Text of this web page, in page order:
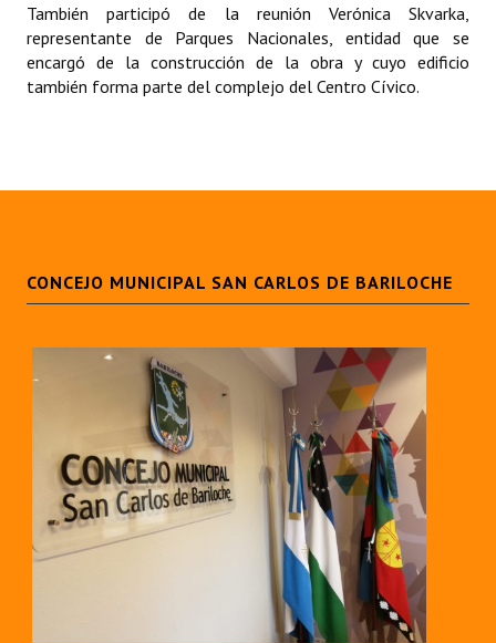
Antiguos Pobladores
Noticias Destacadas
Mujeres que Dejaron Huellas - Registro
Ciudadano Ilustre - Registro
Banca del Vecino - Registro
Huéspedes de Honor - Registro
Antiguos Pobladores - Registro
Reconocimientos - Registro
También participó de la reunión Verónica Skvarka,
representante de Parques Nacionales, entidad que se
encargó de la construcción de la obra y cuyo edificio
también forma parte del complejo del Centro Cívico.
CONCEJO MUNICIPAL SAN CARLOS DE BARILOCHE